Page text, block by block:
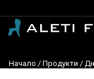
Начало / Продукти /